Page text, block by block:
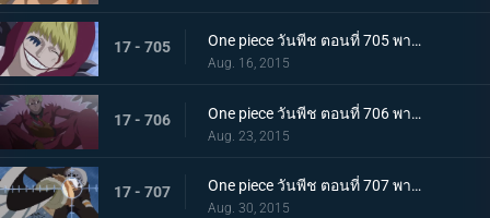
17 - 705 One piece วันพีช ตอนที่ 705 พากย์ไทย ยามเมื่อต้องทำใจ! รอยยิ้มอำลาของโคราซอน!
Aug. 16, 2015
17 - 706 One piece วันพีช ตอนที่ 706 พากย์ไทย ไปซะ ลอว์! การต่อสู้ครั้งสุดท้ายของชายผู้อ่อนโยน!
Aug. 23, 2015
17 - 707 One piece วันพีช ตอนที่ 707 พากย์ไทย ไปสู่อิสระ! ลอว์ระเบิดอินเจ็กชันช็อต!!
Aug. 30, 2015